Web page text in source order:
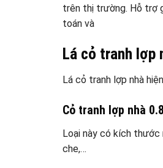
trên thị trường. Hỗ trợ
toán và
Lá cỏ tranh lợp
Lá cỏ tranh lợp nhà
Cỏ tranh lợp nhà
Loại này có kích thước
che,…